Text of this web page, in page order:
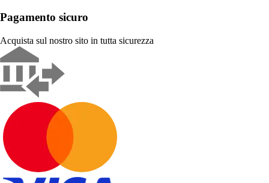
Pagamento sicuro
Acquista sul nostro sito in tutta sicurezza